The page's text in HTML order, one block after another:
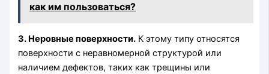
как им пользоваться?
3. Неровные поверхности. К этому типу относятся
поверхности с неравномерной структурой или
наличием дефектов, таких как трещины или